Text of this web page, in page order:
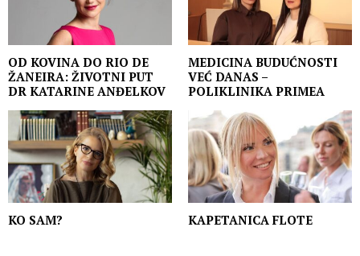
OD KOVINA DO RIO DE
ŽANEIRA: ŽIVOTNI PUT
DR KATARINE ANĐELKOV
MEDICINA BUDUĆNOSTI
VEĆ DANAS –
POLIKLINIKA PRIMEA
KO SAM? KAPETANICA FLOTE